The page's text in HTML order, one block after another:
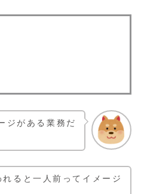
ジがある業務だ
れると一人前ってイメージ